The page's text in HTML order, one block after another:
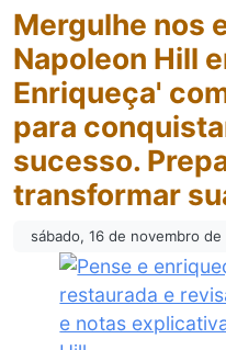
Mergulhe nos
Napoleon Hill
Enriqueça'
para
sucesso.
transformar
sábado, 16 de novembro de